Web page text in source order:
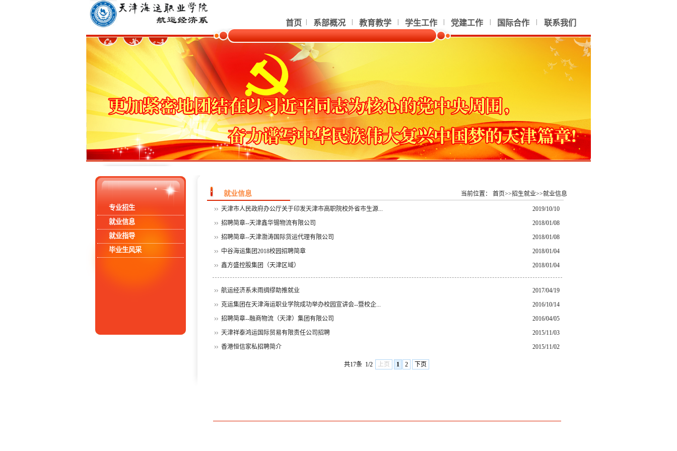
首页 系部概况 教育教学 学生工作 党建工作 国际合作 联系我们
专业招生
就业信息
就业指导
毕业生风采
就业信息 当前位置： 首页>>招生就业>>就业信息
天津市人民政府办公厅关于印发天津市高职院校外省市生源...
2019/10/10
招聘简章--天津鑫华锡物流有限公司
2018/01/08
招聘简章--天津渤涛国际货运代理有限公司
2018/01/08
中谷海运集团2018校园招聘简章
2018/01/04
鑫方盛控股集团（天津区域）
2018/01/04
航运经济系未雨绸缪助推就业
2017/04/19
克运集团在天津海运职业学院成功举办校园宣讲会--暨校企...
2016/10/14
招聘简章--融商物流（天津）集团有限公司
2016/04/05
天津祥泰鸿运国际贸易有限责任公司招聘
2015/11/03
香港恒信家私招聘简介
2015/11/02
共17条 1/2 上页 1 2 下页